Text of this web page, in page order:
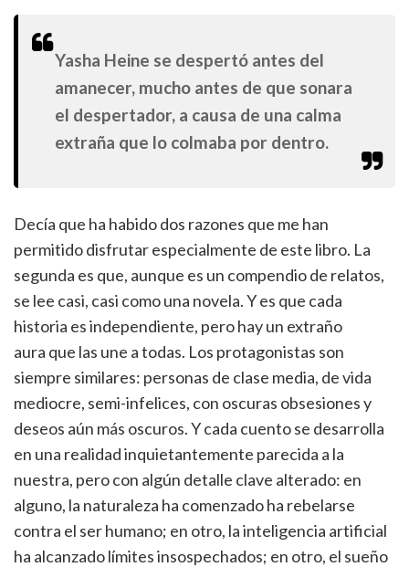
Yasha Heine se despertó antes del
amanecer, mucho antes de que sonara
el despertador, a causa de una calma
extraña que lo colmaba por dentro.
Decía que ha habido dos razones que me han
permitido disfrutar especialmente de este libro. La
segunda es que, aunque es un compendio de relatos,
se lee casi, casi como una novela. Y es que cada
historia es independiente, pero hay un extraño
aura que las une a todas. Los protagonistas son
siempre similares: personas de clase media, de vida
mediocre, semi-infelices, con oscuras obsesiones y
deseos aún más oscuros. Y cada cuento se desarrolla
en una realidad inquietantemente parecida a la
nuestra, pero con algún detalle clave alterado: en
alguno, la naturaleza ha comenzado ha rebelarse
contra el ser humano; en otro, la inteligencia artificial
ha alcanzado límites insospechados; en otro, el sueño